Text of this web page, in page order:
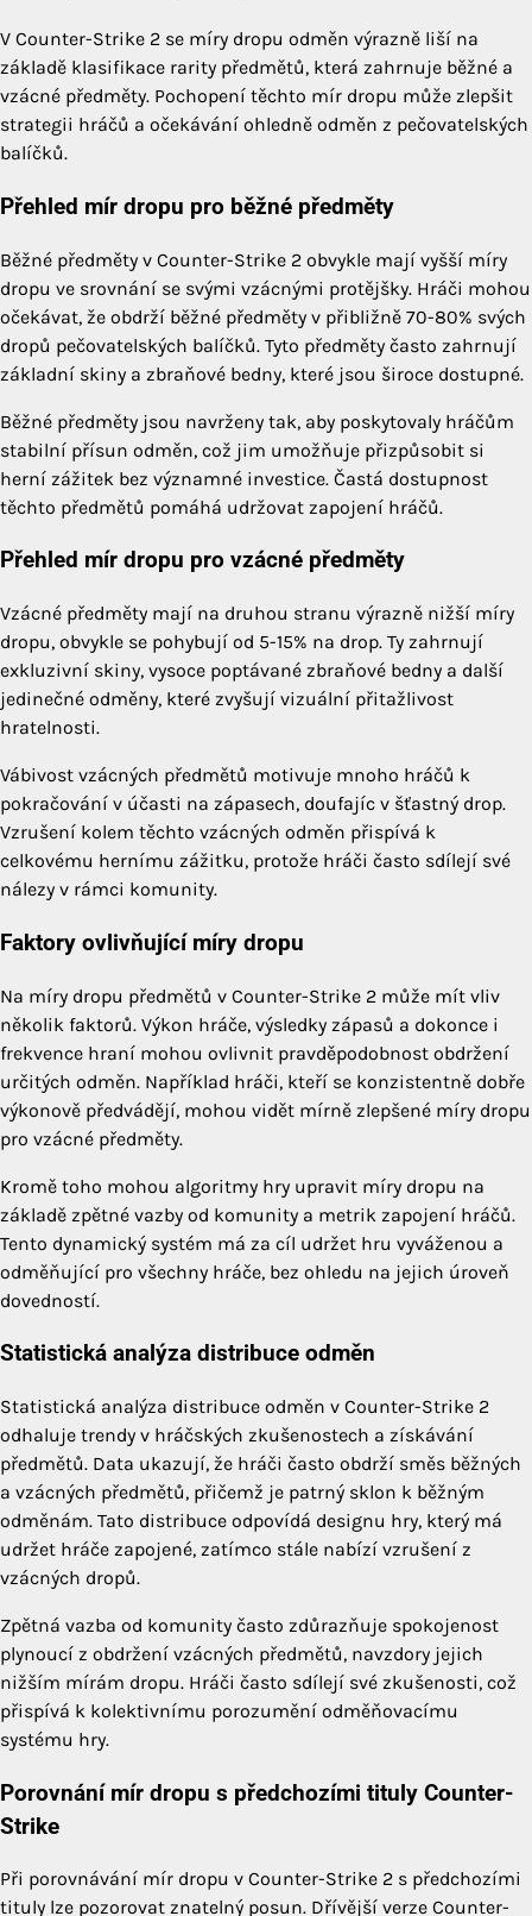
V Counter-Strike 2 se míry dropu odměn výrazně liší na
základě klasifikace rarity předmětů, která zahrnuje běžné a
vzácné předměty. Pochopení těchto mír dropu může zlepšit
strategii hráčů a očekávání ohledně odměn z pečovatelských
balíčků.
Přehled mír dropu pro běžné předměty
Běžné předměty v Counter-Strike 2 obvykle mají vyšší míry
dropu ve srovnání se svými vzácnými protějšky. Hráči mohou
očekávat, že obdrží běžné předměty v přibližně 70-80% svých
dropů pečovatelských balíčků. Tyto předměty často zahrnují
základní skiny a zbraňové bedny, které jsou široce dostupné.
Běžné předměty jsou navrženy tak, aby poskytovaly hráčům
stabilní přísun odměn, což jim umožňuje přizpůsobit si
herní zážitek bez významné investice. Častá dostupnost
těchto předmětů pomáhá udržovat zapojení hráčů.
Přehled mír dropu pro vzácné předměty
Vzácné předměty mají na druhou stranu výrazně nižší míry
dropu, obvykle se pohybují od 5-15% na drop. Ty zahrnují
exkluzivní skiny, vysoce poptávané zbraňové bedny a další
jedinečné odměny, které zvyšují vizuální přitažlivost
hratelnosti.
Vábivost vzácných předmětů motivuje mnoho hráčů k
pokračování v účasti na zápasech, doufajíc v šťastný drop.
Vzrušení kolem těchto vzácných odměn přispívá k
celkovému hernímu zážitku, protože hráči často sdílejí své
nálezy v rámci komunity.
Faktory ovlivňující míry dropu
Na míry dropu předmětů v Counter-Strike 2 může mít vliv
několik faktorů. Výkon hráče, výsledky zápasů a dokonce i
frekvence hraní mohou ovlivnit pravděpodobnost obdržení
určitých odměn. Například hráči, kteří se konzistentně dobře
výkonově předvádějí, mohou vidět mírně zlepšené míry dropu
pro vzácné předměty.
Kromě toho mohou algoritmy hry upravit míry dropu na
základě zpětné vazby od komunity a metrik zapojení hráčů.
Tento dynamický systém má za cíl udržet hru vyváženou a
odměňující pro všechny hráče, bez ohledu na jejich úroveň
dovedností.
Statistická analýza distribuce odměn
Statistická analýza distribuce odměn v Counter-Strike 2
odhaluje trendy v hráčských zkušenostech a získávání
předmětů. Data ukazují, že hráči často obdrží směs běžných
a vzácných předmětů, přičemž je patrný sklon k běžným
odměnám. Tato distribuce odpovídá designu hry, který má
udržet hráče zapojené, zatímco stále nabízí vzrušení z
vzácných dropů.
Zpětná vazba od komunity často zdůrazňuje spokojenost
plynoucí z obdržení vzácných předmětů, navzdory jejich
nižším mírám dropu. Hráči často sdílejí své zkušenosti, což
přispívá k kolektivnímu porozumění odměňovacímu
systému hry.
Porovnání mír dropu s předchozími tituly Counter-
Strike
Při porovnávání mír dropu v Counter-Strike 2 s předchozími
tituly lze pozorovat znatelný posun. Dřívější verze Counter-